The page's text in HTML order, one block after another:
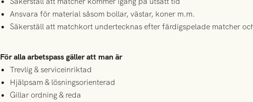
Ansvara för material såsom bollar, västar, koner m.m.
Säkerställ att matchkort undertecknas efter färdigspelade matcher
För alla arbetspass gäller att man är
Trevlig & serviceinriktad
Hjälpsam & lösningsorienterad
Gillar ordning & reda